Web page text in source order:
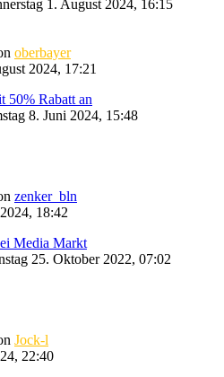
1. August 2024, 16:15
oberbayer
2024, 17:21
50% Rabatt an
8. Juni 2024, 15:48
zenker_bln
18:42
Media Markt
25. Oktober 2022, 07:02
Jock-l
22:40